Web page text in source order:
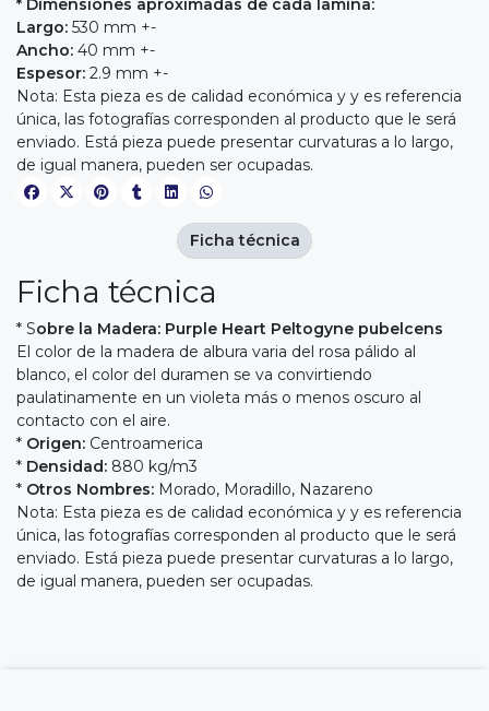
* Dimensiones aproximadas de cada lamina:
Largo: 530 mm +-
Ancho: 40 mm +-
Espesor: 2.9 mm +-
Nota: Esta pieza es de calidad económica y y es referencia
única, las fotografías corresponden al producto que le será
enviado. Está pieza puede presentar curvaturas a lo largo,
de igual manera, pueden ser ocupadas.
Ficha técnica
* Sobre la Madera: Purple Heart Peltogyne pubelcens
El color de la madera de albura varia del rosa pálido al
blanco, el color del duramen se va convirtiendo
paulatinamente en un violeta más o menos oscuro al
contacto con el aire.
* Origen: Centroamerica
* Densidad: 880 kg/m3
* Otros Nombres: Morado, Moradillo, Nazareno
Nota: Esta pieza es de calidad económica y y es referencia
única, las fotografías corresponden al producto que le será
enviado. Está pieza puede presentar curvaturas a lo largo,
de igual manera, pueden ser ocupadas.
Ficha técnica